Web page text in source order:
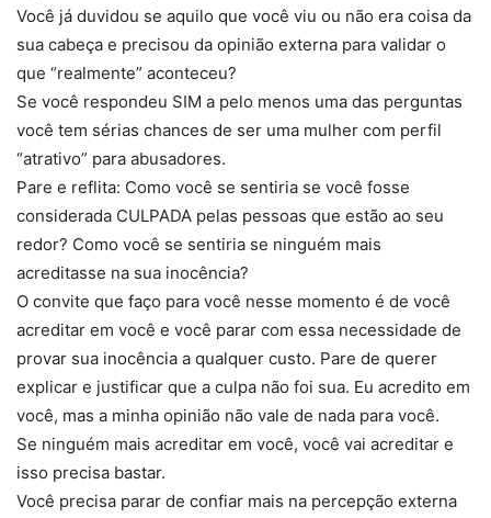
Você já duvidou se aquilo que você viu ou não era coisa da
sua cabeça e precisou da opinião externa para validar o
que “realmente” aconteceu?
Se você respondeu SIM a pelo menos uma das perguntas
você tem sérias chances de ser uma mulher com perfil
“atrativo” para abusadores.
Pare e reflita: Como você se sentiria se você fosse
considerada CULPADA pelas pessoas que estão ao seu
redor? Como você se sentiria se ninguém mais
acreditasse na sua inocência?
O convite que faço para você nesse momento é de você
acreditar em você e você parar com essa necessidade de
provar sua inocência a qualquer custo. Pare de querer
explicar e justificar que a culpa não foi sua. Eu acredito em
você, mas a minha opinião não vale de nada para você.
Se ninguém mais acreditar em você, você vai acreditar e
isso precisa bastar.
Você precisa parar de confiar mais na percepção externa